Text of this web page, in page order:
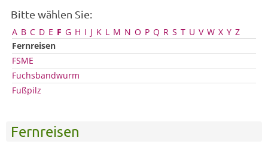
Bitte wählen Sie:
A B C D E F G H I J K L M N O P Q R S T U V W X Y Z
Fernreisen
FSME
Fuchsbandwurm
Fußpilz
Fernreisen